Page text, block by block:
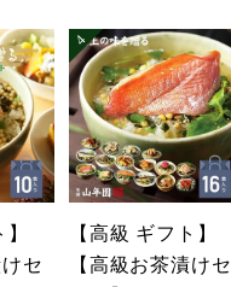
セ
【高級 ギフト】
【高級お茶漬けセ